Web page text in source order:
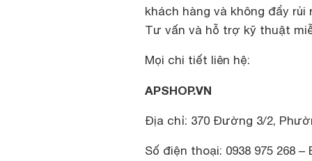
khách hàng và không đẩy
Tư vấn và hỗ trợ kỹ thuật
Mọi chi tiết liên hệ:
APSHOP.VN
Địa chỉ: 370 Đường 3/2,
Số điện thoại: 0938 975 268 –